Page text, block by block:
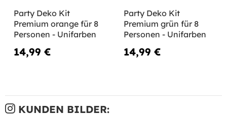
Party Deko Kit
Premium orange für 8
Personen - Unifarben
14,99 €
Party Deko Kit
Premium grün für 8
Personen - Unifarben
14,99 €
KUNDEN BILDER: